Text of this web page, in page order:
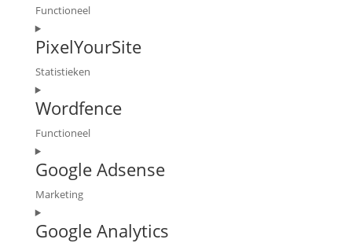
spam-
protect
Functioneel
Consent
to
PixelYourSite
Statistieken
Consent
to
Wordfence
Functioneel
Consent
to
wordfence
Google Adsense
Marketing
Consent
to
Google Analytics